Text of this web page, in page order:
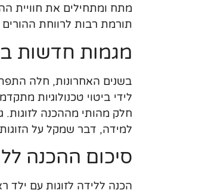
מתח ומתחילים את חוויית
תורמת רבות לרווחת
מגמות חדשות
בשנים האחרונות, חלה
לידי ביטוי טכנולוגיות
חלק מהותי מההכנה לזוגות.
למידה, דבר שמקל על
סיכום ההכנה
הכנה ללידה לזוגות עם ילד